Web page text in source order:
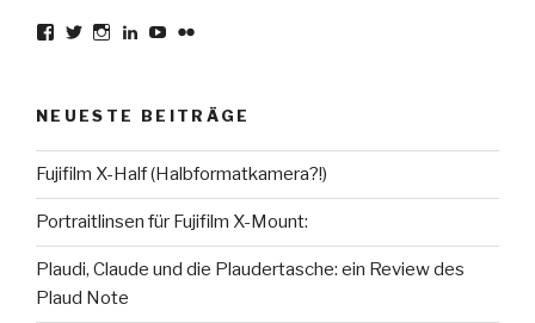
Profil
Facebook
anzeigen
Profil
Twitter
anzeigen
Profil
Instagram
anzeigen
Profil
LinkedIn
anzeigen
Profil
YouTube
anzeigen
Profil
Flickr
anzeigen
NEUESTE BEITRÄGE
Fujifilm X-Half (Halbformatkamera?!)
Portraitlinsen für Fujifilm X-Mount:
Plaudi, Claude und die Plaudertasche: ein Review des
Plaud Note